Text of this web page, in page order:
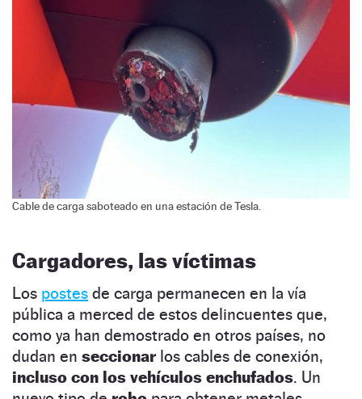
Cable de carga saboteado en una estación de Tesla.
Cargadores, las víctimas
Los postes de carga permanecen en la vía
pública a merced de estos delincuentes que,
como ya han demostrado en otros países, no
dudan en seccionarlos cables de conexión,
incluso con los vehículos enchufados. Un